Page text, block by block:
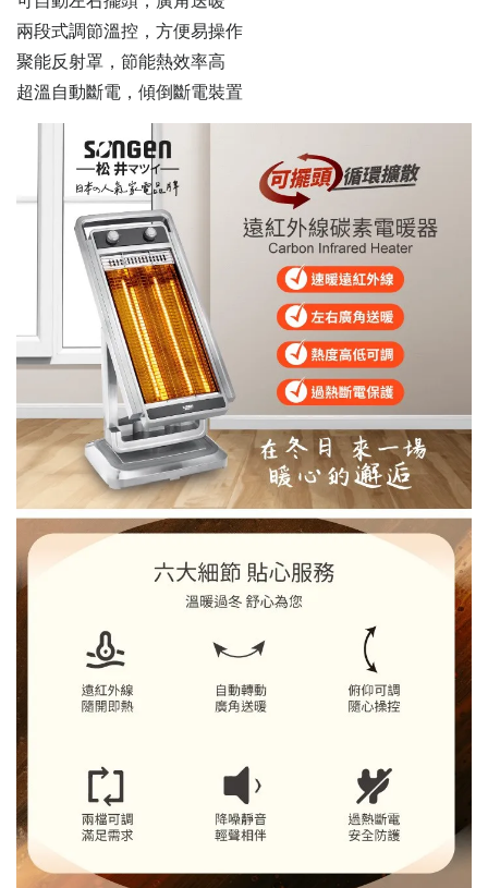
兩段式調節溫控，方便易操作
聚能反射罩，節能熱效率高
超溫自動斷電，傾倒斷電裝置